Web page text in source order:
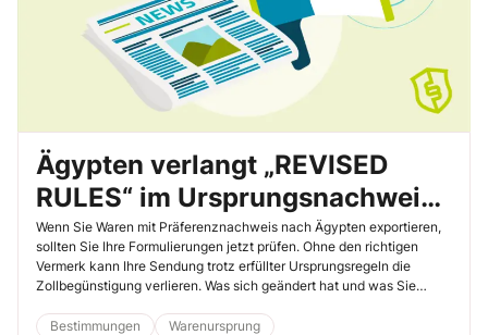
Ägypten verlangt „REVISED
RULES“ im Ursprungsnachweis
– Sichern Sie sich jetzt Ihre
Präferenz
Wenn Sie Waren mit Präferenznachweis nach Ägypten exportieren,
sollten Sie Ihre Formulierungen jetzt prüfen. Ohne den richtigen
Vermerk kann Ihre Sendung trotz erfüllter Ursprungsregeln die
Zollbegünstigung verlieren. Was sich geändert hat und was Sie
Bestimmungen
Warenursprung